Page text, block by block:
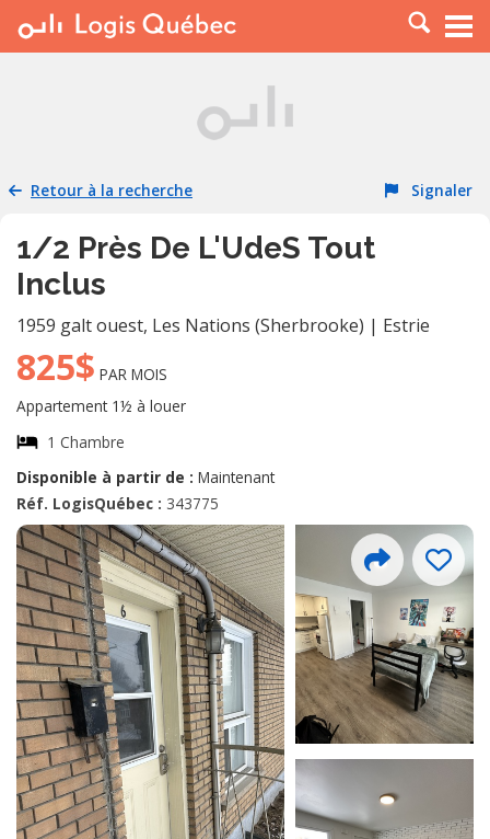
À LOUER
PLACER UNE ANNONCE
RESSOURCES
Retour à la recherche Signaler
1/2 Près De L'UdeS Tout
Inclus
1959 galt ouest, Les Nations (Sherbrooke) | Estrie
825$ PAR MOIS
Appartement 1½ à louer
1 Chambre
Disponible à partir de : Maintenant
Réf. LogisQuébec : 343775